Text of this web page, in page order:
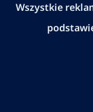
Wszystkie